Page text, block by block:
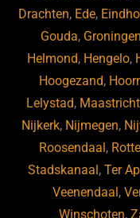
Drachten, Ede,
Gouda, Groningen
Helmond, Hengelo,
Hoogezand,
Lelystad, Maastricht
Nijkerk, Nijmegen,
Roosendaal,
Stadskanaal,Ter
Veenendaal,
Winschoten,